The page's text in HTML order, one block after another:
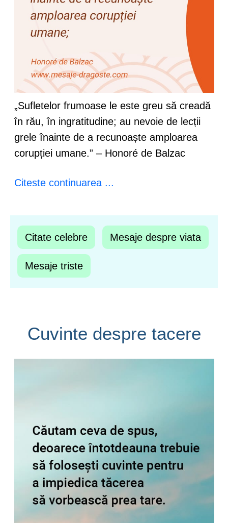
„Sufletelor frumoase le este greu să creadă
în rău, în ingratitudine; au nevoie de lecții
grele înainte de a recunoaște amploarea
corupției umane.” – Honoré de Balzac
Citeste continuarea ...
Citate celebre Mesaje despre viata
Mesaje triste
Cuvinte despre tacere